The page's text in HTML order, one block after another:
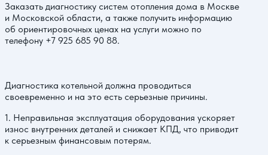
Заказать диагностику систем отопления дома в Москве
и Московской области, а также получить информацию
об ориентировочных ценах на услуги можно по
телефону +7 925 685 90 88.
Диагностика котельной должна проводиться
своевременно и на это есть серьезные причины.
1. Неправильная эксплуатация оборудования ускоряет
износ внутренних деталей и снижает КПД, что приводит
к серьезным финансовым потерям.